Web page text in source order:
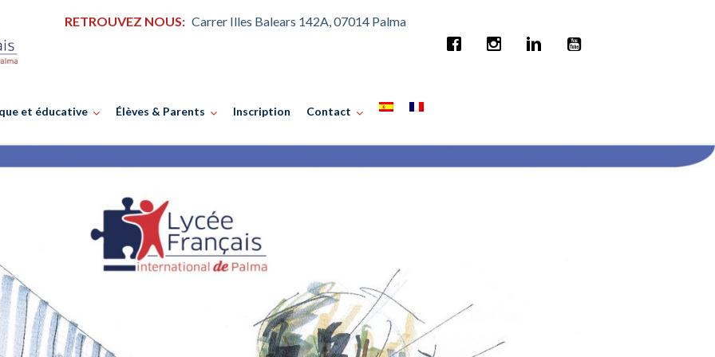
RETROUVEZ NOUS: Carrer Illes Balears 142A, 07014 Palma
et éducative Élèves & Parents Inscription Contact